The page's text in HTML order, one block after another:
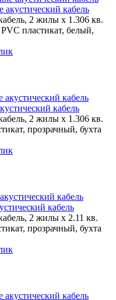
акустический кабель
2 жилы х 1.306 кв.
пластикат, белый,
кабель
2 жилы х 1.306 кв.
прозрачный, бухта
кабель
2 жилы х 2.11 кв.
прозрачный, бухта